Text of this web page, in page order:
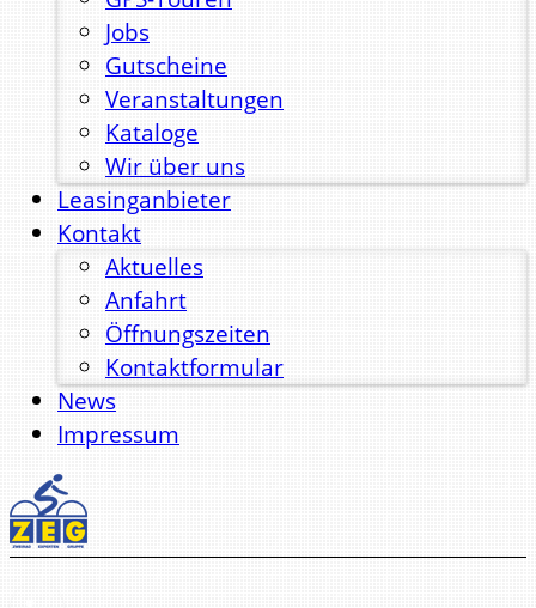
Jobs
Gutscheine
Veranstaltungen
Kataloge
Wir über uns
Leasinganbieter
Kontakt
Aktuelles
Anfahrt
Öffnungszeiten
Kontaktformular
News
Impressum